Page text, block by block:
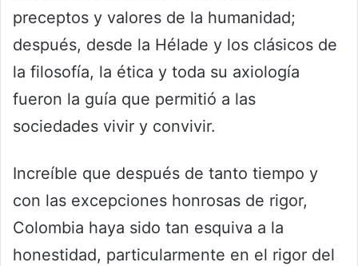
preceptos y valores de la humanidad;
después, desde la Hélade y los clásicos de
la filosofía, la ética y toda su axiología
fueron la guía que permitió a las
sociedades vivir y convivir.
Increíble que después de tanto tiempo y
con las excepciones honrosas de rigor,
Colombia haya sido tan esquiva a la
honestidad, particularmente en el rigor del